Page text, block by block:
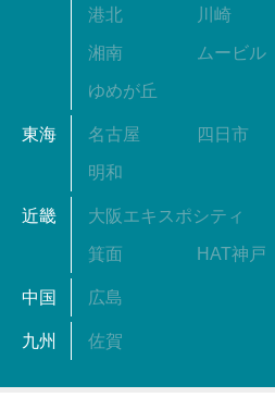
港北 川崎
湘南 ムービル
ゆめが丘
東海 名古屋 四日市
明和
近畿 大阪エキスポシティ
箕面 HAT神戸
中国 広島
九州 佐賀